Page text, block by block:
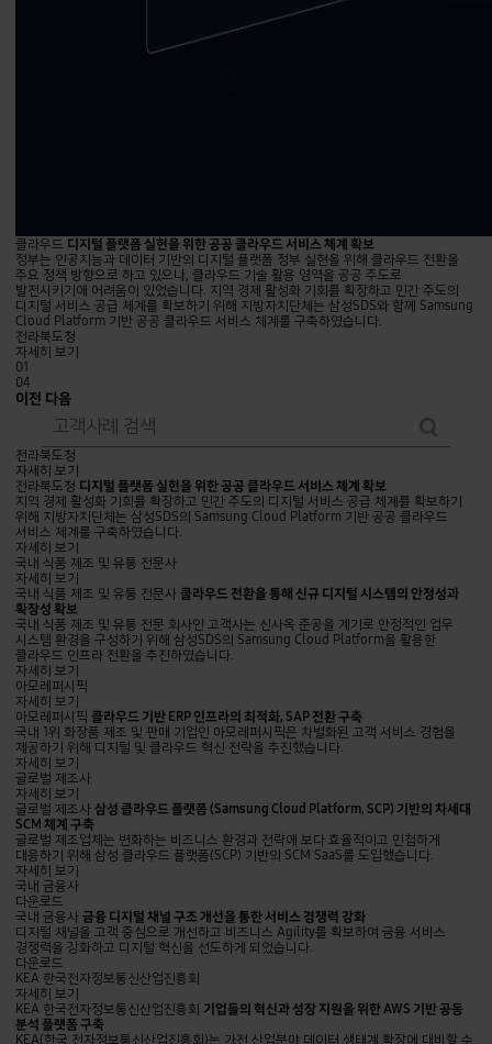
클라우드 디지털 플랫폼 실현을 위한 공공 클라우드 서비스 체계 확보
정부는 인공지능과 데이터 기반의 디지털 플랫폼 정부 실현을 위해 클라우드 전환을
주요 정책 방향으로 하고 있으나, 클라우드 기술 활용 영역을 공공 주도로
발전시키기에 어려움이 있었습니다. 지역 경제 활성화 기회를 확장하고 민간 주도의
디지털 서비스 공급 체계를 확보하기 위해 지방자치단체는 삼성SDS와 함께 Samsung
Cloud Platform 기반 공공 클라우드 서비스 체계를 구축하였습니다.
전라북도청
자세히 보기
01
04
이전 다음
search
디지털
플랫폼
실현을
위한
공공
클라우드
서비스
체계
확보
전라북도청
자세히 보기
전라북도청 디지털 플랫폼 실현을 위한 공공 클라우드 서비스 체계 확보
지역 경제 활성화 기회를 확장하고 민간 주도의 디지털 서비스 공급 체계를 확보하기
위해 지방자치단체는 삼성SDS의 Samsung Cloud Platform 기반 공공 클라우드
서비스 체계를 구축하였습니다.
자세히 보기
클라우드
전환을
통해
신규
디지털
시스템의
안정성과
확장성
확보
국내 식품 제조 및 유통 전문사
자세히 보기
국내 식품 제조 및 유통 전문사 클라우드 전환을 통해 신규 디지털 시스템의 안정성과
확장성 확보
국내 식품 제조 및 유통 전문 회사인 고객사는 신사옥 준공을 계기로 안정적인 업무
시스템 환경을 구성하기 위해 삼성SDS의 Samsung Cloud Platform을 활용한
클라우드 인프라 전환을 추진하였습니다.
자세히 보기
클라우드
기반
ERP
인프라의
최적화,
SAP
전환
구축
아모레퍼시픽
자세히 보기
아모레퍼시픽 클라우드 기반 ERP 인프라의 최적화, SAP 전환 구축
국내 1위 화장품 제조 및 판매 기업인 아모레퍼시픽은 차별화된 고객 서비스 경험을
제공하기 위해 디지털 및 클라우드 혁신 전략을 추진했습니다.
자세히 보기
삼성
클라우드
플랫폼
(Samsung
Cloud
Platform,
SCP)
기반의
차세대
SCM
체계
구축
글로벌 제조사
자세히 보기
글로벌 제조사 삼성 클라우드 플랫폼 (Samsung Cloud Platform, SCP) 기반의 차세대
SCM 체계 구축
글로벌 제조업체는 변화하는 비즈니스 환경과 전략에 보다 효율적이고 민첩하게
대응하기 위해 삼성 클라우드 플랫폼(SCP) 기반의 SCM SaaS를 도입했습니다.
자세히 보기
금융
디지털
채널
구조
개선을
통한
서비스
경쟁력
강화
국내 금융사
다운로드
국내 금융사 금융 디지털 채널 구조 개선을 통한 서비스 경쟁력 강화
디지털 채널을 고객 중심으로 개선하고 비즈니스 Agility를 확보하여 금융 서비스
경쟁력을 강화하고 디지털 혁신을 선도하게 되었습니다.
다운로드
기업들의
혁신과
성장
지원을
위한
KEA 한국전자정보통신산업진흥회
자세히 보기
KEA 한국전자정보통신산업진흥회 기업들의 혁신과 성장 지원을 위한 AWS 기반 공동
분석 플랫폼 구축
KEA(한국 전자정보통신산업진흥회)는 가전 산업분야 데이터 생태계 확장에 대비할 수